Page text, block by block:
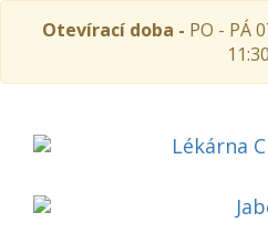
Otevírací doba - PO - PÁ
11:30